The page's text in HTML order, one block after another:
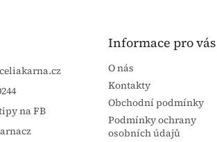
celiakarna.cz
na FB
Informace pro vás
O nás
Kontakty
Obchodní podmínky
Podmínky ochrany
osobních údajů